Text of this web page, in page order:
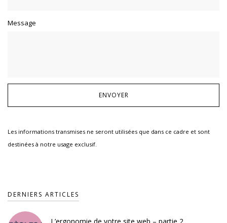
Message
Les informations transmises ne seront utilisées que dans ce cadre et sont
destinées à notre usage exclusif.
DERNIERS ARTICLES
L’ergonomie de votre site web – partie 2